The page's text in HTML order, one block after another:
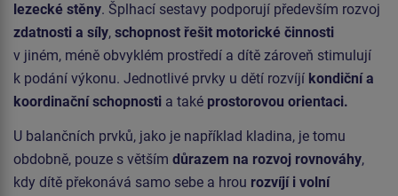
lezecké stěny. Šplhací sestavy podporují především rozvoj
zdatnosti a síly, schopnost řešit motorické činnosti
v jiném, méně obvyklém prostředí a dítě zároveň stimulují
k podání výkonu. Jednotlivé prvky u dětí rozvíjí kondiční a
koordinační schopnosti a také prostorovou orientaci.
U balančních prvků, jako je například kladina, je tomu
obdobně, pouze s větším důrazem na rozvoj rovnováhy,
kdy dítě překonává samo sebe a hrou rozvíjí i volní